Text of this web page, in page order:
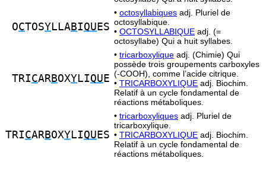
OCTOSYLLABIQU ES
• octosyllabiques adj. Pluriel de
octosyllabique.
• OCTOSYLLABIQUE adj. (=
octosyllabe) Qui a huit syllabes.
TRICARBOXYLIQU E
• tricarboxylique adj. (Chimie) Qui
possède trois groupements carboxyles
(-COOH), comme l’acide citrique.
• TRICARBOXYLIQUE adj. Biochim.
Relatif à un cycle fondamental de
réactions métaboliques.
TRICARBOXYLIQU ES
• tricarboxyliques adj. Pluriel de
tricarboxylique.
• TRICARBOXYLIQUE adj. Biochim.
Relatif à un cycle fondamental de
réactions métaboliques.